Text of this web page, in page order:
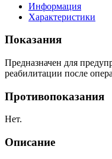
Информация
Характеристики
Показания
Предназначен для
реабилитации после
Противопоказания
Нет.
Описание